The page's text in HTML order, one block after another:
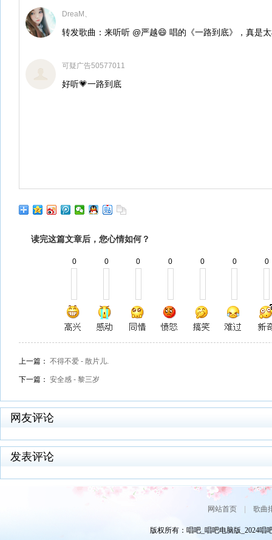
DreaM、
转发歌曲：来听听 @严越😄 唱的《一路到底》，真是
可疑广告50577011
好听💗一路到底
读完这篇文章后，您心情如何？
0 0 0 0 0 0 0
上一篇： 不得不爱 - 散片儿.
下一篇： 安全感 - 黎三岁
网友评论
发表评论
网站首页| 歌曲
版权所有：唱吧_唱吧电脑版_2024唱